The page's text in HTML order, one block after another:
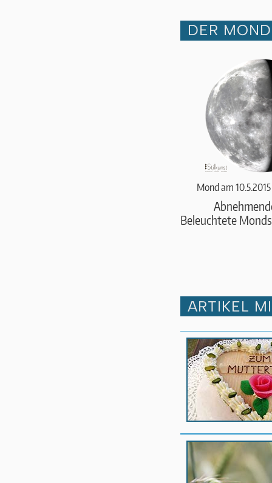
DER
Mond am
Beleuchtete
ARTIKEL